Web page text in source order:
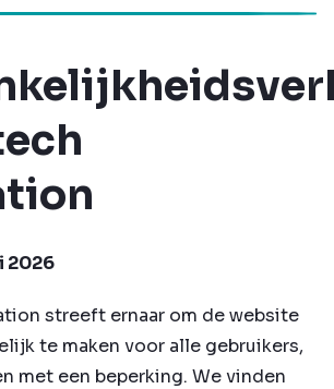
2026
streeft ernaar om de website
te maken voor alle gebruikers,
met een beperking. We vinden